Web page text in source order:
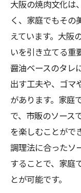
大阪の焼肉文化は
く、家庭でもその
えています。大阪
いを引き立てる重
醤油ベースのタレ
出す工夫や、ゴマ
があります。家庭
で、市販のソース
を楽しむことがで
調理法に合ったソ
することで、家庭
とが可能です。